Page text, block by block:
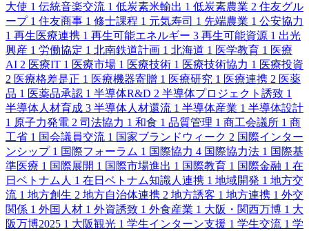
大使 1 伝統音楽交流 1 低炭素米輸出 1 低炭素農業 2 住友グル
ープ 1 住友商事 1 修士課程 1 元気寿司 1 先端農業 1 公安協力
1 再生医療連携 1 再生可能エネルギー 3 再生可能資源 1 出光
興産 1 労働協定 1 北南鉄道計画 1 北海道 1 医学教育 1 医療
AI 2 医療IT 1 医療市場 1 医療技術 1 医療技術協力 1 医療投資
2 医療格差是正 1 医療機器寄贈 1 医療研究 1 医療連携 2 医薬
品 1 医薬品承認 1 半導体R&D 2 半導体プロジェクト誘致 1
半導体人材育成 3 半導体人材還流 1 半導体産業 1 半導体設計
1 原子力発電 2 司法協力 1 和食 1 品質管理 1 商工会議所 1 商
工省 1 国会議員交流 1 国家ブランドウィーク 2 国際インター
ンシップ 1 国際フォーラム 1 国際協力 4 国際協力法 1 国際基
準医療 1 国際展開 1 国際市場進出 1 国際教育 1 国際金融 1 在
日ベトナム人 1 在日ベトナム知識人連携 1 地域開発 1 地方交
流 1 地方創生 2 地方自治体連携 2 地方誘客 1 地方連携 1 外交
関係 1 外国人材 1 外資誘致 1 外食産業 1 大阪・関西万博 1 大
阪万博2025 1 大阪観光 1 学生インターン支援 1 学生交流 1 学